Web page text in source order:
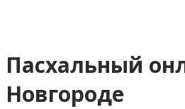
Пасхальный
Новгороде